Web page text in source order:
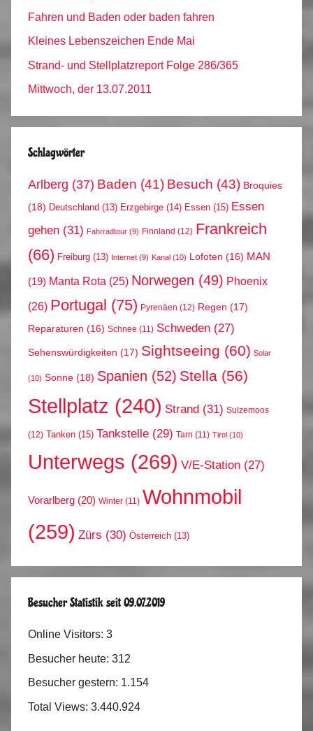
Fahren und Baden oder baden fahren
Kleines Lebenszeichen Ende Mai
Strand- und Stellplatzreport Folge 286/365
Mittwoch, der 13.07.2011
Schlagwörter
Arlberg (37) Baden (41) Besuch (43) Broquies
(18) Deutschland (13) Erzgebirge (14) Essen (15) Essen
gehen (31) Fahrradtour (9) Finnland (12) Frankreich
(66) Freiburg (13) Internet (9) Kanal (10) Lofoten (16) MAN
(19) Manta Rota (25) Norwegen (49) Phoenix
(26) Portugal (75) Pyrenäen (12) Regen (17)
Reparaturen (16) Schnee (11) Schweden (27)
Sehenswürdigkeiten (17) Sightseeing (60) Solar
(10) Sonne (18) Spanien (52) Stella (56)
Stellplatz (240) Strand (31) Sulzemoos
(12) Tanken (15) Tankstelle (29) Tarn (11) Tirol (10)
Unterwegs (269) V/E-Station (27)
Vorarlberg (20) Winter (11) Wohnmobil
(259) Zürs (30) Österreich (13)
Besucher Statistik seit 09.07.2019
Online Visitors: 3
Besucher heute: 312
Besucher gestern: 1.154
Total Views: 3.440.924